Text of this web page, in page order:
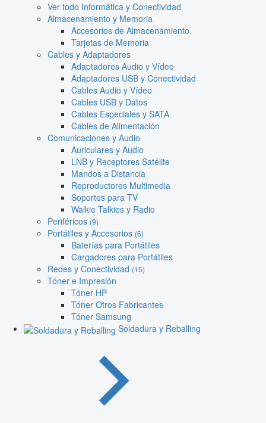
Ver todo Informática y Conectividad
Almacenamiento y Memoria
Accesorios de Almacenamiento
Tarjetas de Memoria
Cables y Adaptadores
Adaptadores Audio y Vídeo
Adaptadores USB y Conectividad
Cables Audio y Vídeo
Cables USB y Datos
Cables Especiales y SATA
Cables de Alimentación
Comunicaciones y Audio
Auriculares y Audio
LNB y Receptores Satélite
Mandos a Distancia
Reproductores Multimedia
Soportes para TV
Walkie Talkies y Radio
Periféricos (9)
Portátiles y Accesorios (6)
Baterías para Portátiles
Cargadores para Portátiles
Redes y Conectividad (15)
Tóner e Impresión
Tóner HP
Tóner Otros Fabricantes
Tóner Samsung
Soldadura y Reballing